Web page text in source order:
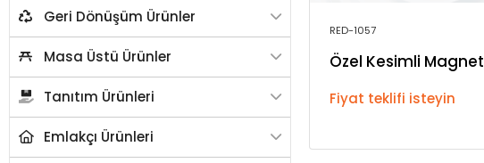
Geri Dönüşüm Ürünler
Masa Üstü Ürünler
Tanıtım Ürünleri
Emlakçı Ürünleri
RED-1057
Özel Kesimli Magnet
Fiyat teklifi isteyin